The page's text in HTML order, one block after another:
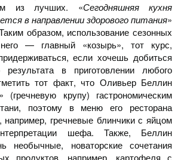
из лучших. «Сегодняшняя кухня
в направлении здорового питания»
образом, использование сезонных
— главный «козырь», тот курс,
если хочешь добиться
результата в приготовлении любого
тот факт, что Оливьер Беллин
(гречневую крупу) гастрономическим
поэтому в меню его ресторана
например, гречневые блинчики с яйцом
шефа. Также, Беллин
необычные, новаторские сочетания
продуктов, например, картофеля с